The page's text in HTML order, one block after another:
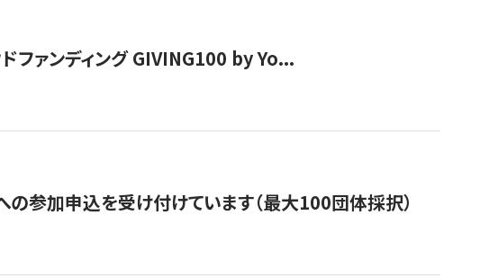
ファンディング GIVING100 by Yo...
参加申込を受け付けています（最大100団体採択）